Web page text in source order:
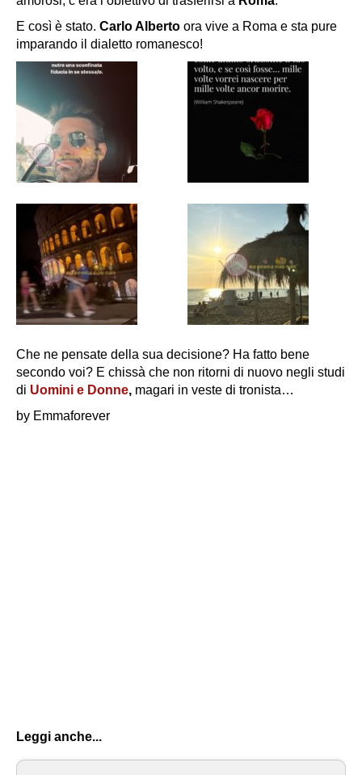
E così è stato. Carlo Alberto ora vive a Roma e sta pure
imparando il dialetto romanesco!
Che ne pensate della sua decisione? Ha fatto bene
secondo voi? E chissà che non ritorni di nuovo negli studi
di Uomini e Donne, magari in veste di tronista…
by Emmaforever
Leggi anche...